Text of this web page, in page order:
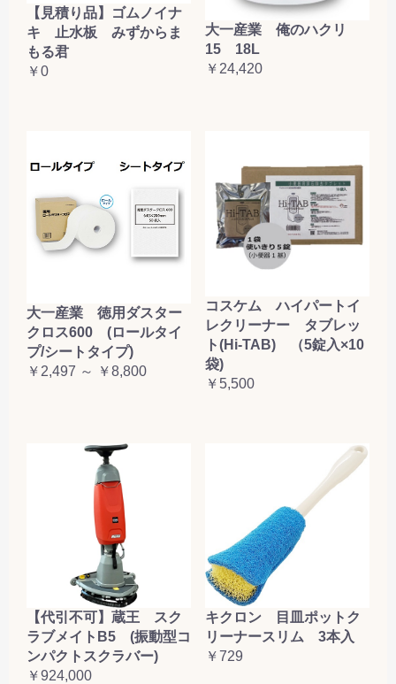
【見積り品】ゴムノイナ
キ 止水板 みずからま
もる君
￥0
大一産業 俺のハクリ
15 18L
￥24,420
大一産業 徳用ダスター
クロス600 (ロールタイ
プ/シートタイプ)
￥2,497 ～ ￥8,800
コスケム ハイパートイ
レクリーナー タブレッ
ト(Hi-TAB) （5錠入×10
袋)
￥5,500
【代引不可】蔵王 スク
ラブメイトB5 (振動型コ
ンパクトスクラバー)
￥924,000
キクロン 目皿ポットク
リーナースリム 3本入
￥729